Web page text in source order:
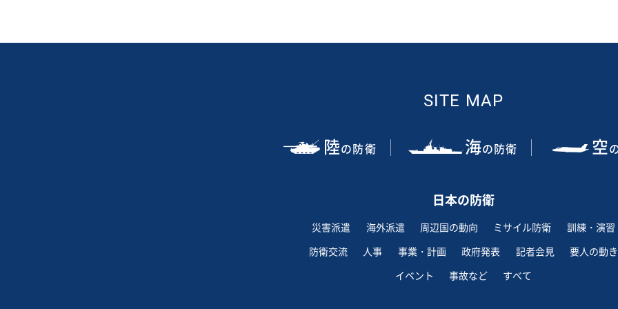
SITE MAP
陸の防衛 海の防衛 空
日本の防衛
災害派遣 海外派遣 周辺国の動向 ミサイル防衛
訓練・演習
防衛交流
人事 事業・計画 政府発表 記者会見
要人の動き
イベント
事故など すべて